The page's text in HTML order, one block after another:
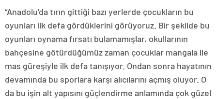
“Anadolu’da tırın gittiği bazı yerlerde çocukların bu
oyunları ilk defa gördüklerini görüyoruz. Bir şekilde bu
oyunları oynama fırsatı bulamamışlar, okullarının
bahçesine götürdüğümüz zaman çocuklar mangala ile
mas güreşiyle ilk defa tanışıyor. Ondan sonra hayatının
devamında bu sporlara karşı alıcılarını açmış oluyor. O
da bu işin alt yapısını güçlendirme anlamında çok güzel